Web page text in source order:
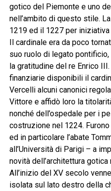
gotico del Piemonte e uno
nell’ambito di questo stile.
1219 ed il 1227 per iniziativa
Il cardinale era da poco
suo ruolo di legato
la gratitudine del re Enrico
finanziarie disponibili il
Vercelli alcuni canonici
Vittore e affidò loro la
nonché dell’ospedale per i
costruzione nel 1224.
ed in particolare l’abate
all’Università di Parigi – a
novità dell’architettura gotica
All’inizio del XV secolo
isolata sul lato destro della